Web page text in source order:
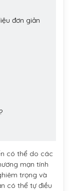
đơn giản
có thể do các
mạn tính
trọng và
có thể tự điều